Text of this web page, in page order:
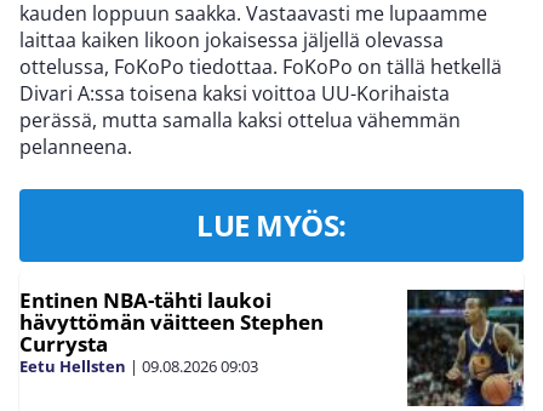
kauden loppuun saakka. Vastaavasti me lupaamme
laittaa kaiken likoon jokaisessa jäljellä olevassa
ottelussa, FoKoPo tiedottaa. FoKoPo on tällä hetkellä
Divari A:ssa toisena kaksi voittoa UU-Korihaista
perässä, mutta samalla kaksi ottelua vähemmän
pelanneena.
LUE MYÖS:
Entinen NBA-tähti laukoi
hävyttömän väitteen Stephen
Currysta
Eetu Hellsten | 09.08.202609:03